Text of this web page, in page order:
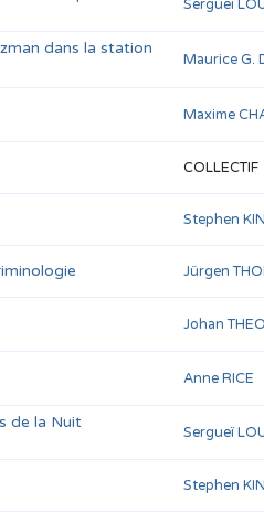
Sergueï
dans la station
Maurice G.
Maxime
COLLECTIF
Stephen
Jürgen
Johan
Anne RICE
de la Nuit
Sergueï
Stephen